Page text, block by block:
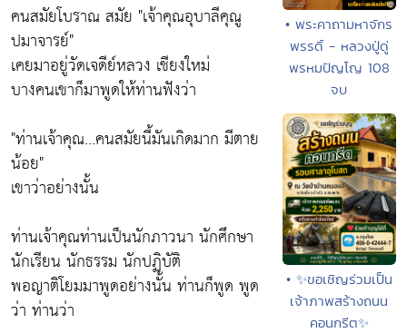
คนสมัยโบราณ สมัย "เจ้าคุณอุบาลีคุณู
ปมาจารย์"
เคยมาอยู่วัดเจดีย์หลวง เชียงใหม่
บางคนเขาก็มาพูดให้ท่านฟังว่า
"ท่านเจ้าคุณ...คนสมัยนี้มันเกิดมาก มีตาย
น้อย"
เขาว่าอย่างนั้น
ท่านเจ้าคุณท่านเป็นนักภาวนา นักศึกษา
นักเรียน นักธรรม นักปฏิบัติ
พอญาติโยมมาพูดอย่างนั้น ท่านก็พูด พูด
ว่า ท่านว่า
• พระคาถามหาจักร
พรรดิ์ - หลวงปู่ดู่
พรหมปัญโญ 108
จบ
• ✨ขอเชิญร่วมเป็น
เจ้าภาพสร้างถนน
คอนกรีต✨